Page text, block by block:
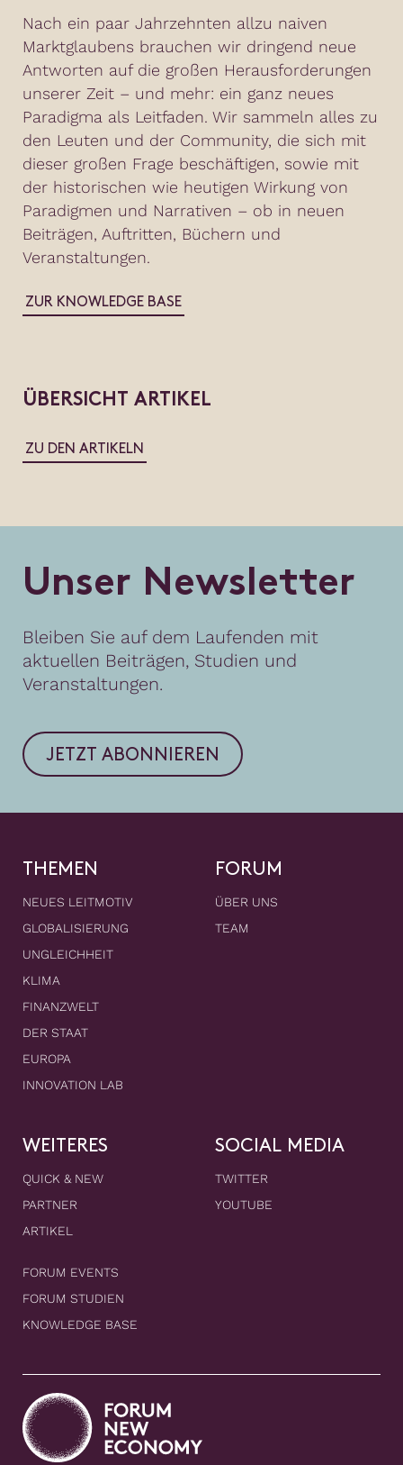
Nach ein paar Jahrzehnten allzu naiven
Marktglaubens brauchen wir dringend neue
Antworten auf die großen Herausforderungen
unserer Zeit – und mehr: ein ganz neues
Paradigma als Leitfaden. Wir sammeln alles zu
den Leuten und der Community, die sich mit
dieser großen Frage beschäftigen, sowie mit
der historischen wie heutigen Wirkung von
Paradigmen und Narrativen – ob in neuen
Beiträgen, Auftritten, Büchern und
Veranstaltungen.
ZUR KNOWLEDGE BASE
ÜBERSICHT ARTIKEL
ZU DEN ARTIKELN
Unser Newsletter
Bleiben Sie auf dem Laufenden mit
aktuellen Beiträgen, Studien und
Veranstaltungen.
JETZT ABONNIEREN
THEMEN
NEUES LEITMOTIV
GLOBALISIERUNG
UNGLEICHHEIT
KLIMA
FINANZWELT
DER STAAT
EUROPA
INNOVATION LAB
FORUM
ÜBER UNS
TEAM
WEITERES
QUICK & NEW
PARTNER
ARTIKEL
FORUM EVENTS
FORUM STUDIEN
KNOWLEDGE BASE
SOCIAL MEDIA
TWITTER
YOUTUBE